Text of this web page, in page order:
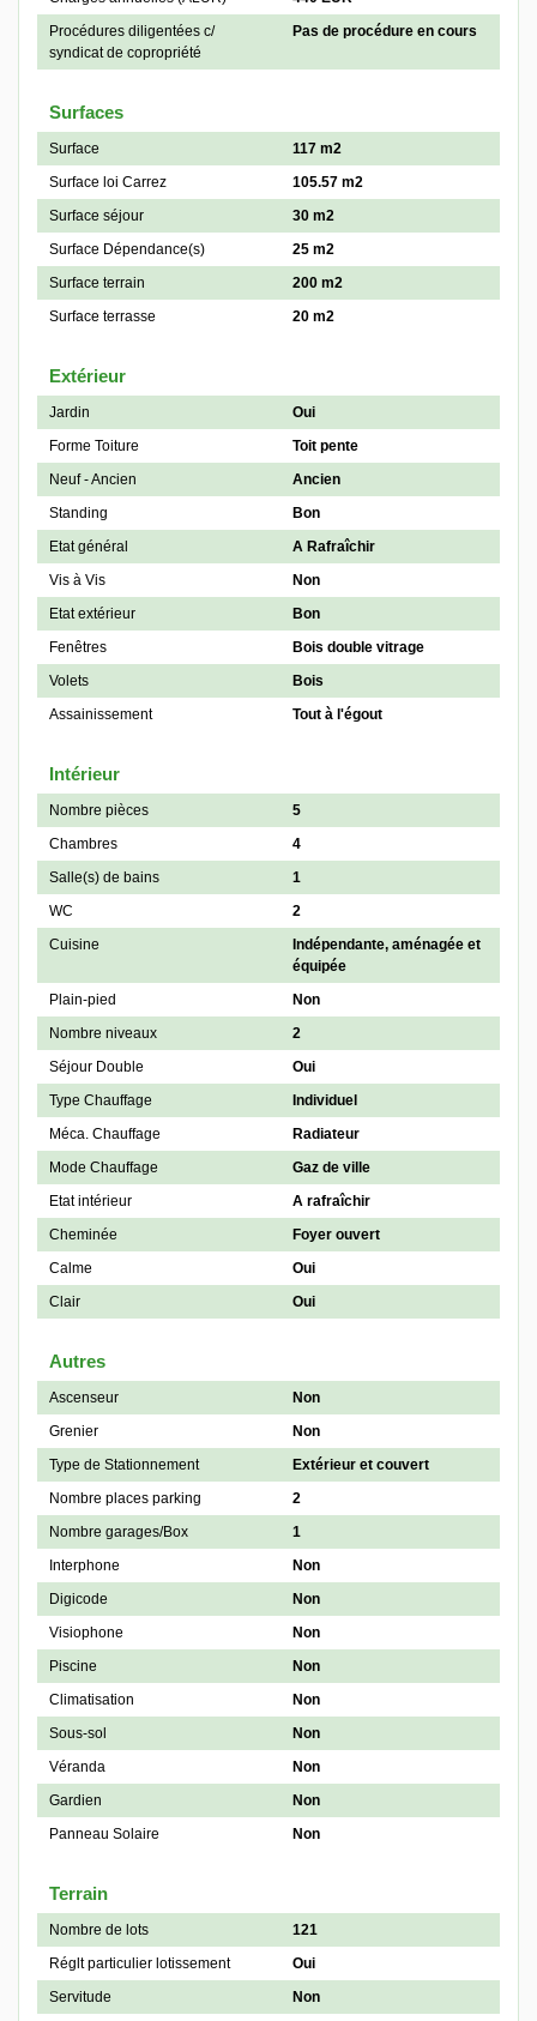
Procédures diligentées c/
syndicat de copropriété
Pas de procédure en cours
Surfaces
Surface
117 m2
Surface loi Carrez
105.57 m2
Surface séjour
30 m2
Surface Dépendance(s)
25 m2
Surface terrain
200 m2
Surface terrasse
20 m2
Extérieur
Jardin
Oui
Forme Toiture
Toit pente
Neuf - Ancien
Ancien
Standing
Bon
Etat général
A Rafraîchir
Vis à Vis
Non
Etat extérieur
Bon
Fenêtres
Bois double vitrage
Volets
Bois
Assainissement
Tout à l'égout
Intérieur
Nombre pièces
5
Chambres
4
Salle(s) de bains
1
WC
2
Cuisine
Indépendante, aménagée et
équipée
Plain-pied
Non
Nombre niveaux
2
Séjour Double
Oui
Type Chauffage
Individuel
Méca. Chauffage
Radiateur
Mode Chauffage
Gaz de ville
Etat intérieur
A rafraîchir
Cheminée
Foyer ouvert
Calme
Oui
Clair
Oui
Autres
Ascenseur
Non
Grenier
Non
Type de Stationnement
Extérieur et couvert
Nombre places parking
2
Nombre garages/Box
1
Interphone
Non
Digicode
Non
Visiophone
Non
Piscine
Non
Climatisation
Non
Sous-sol
Non
Véranda
Non
Gardien
Non
Panneau Solaire
Non
Terrain
Nombre de lots
121
Réglt particulier lotissement
Oui
Servitude
Non